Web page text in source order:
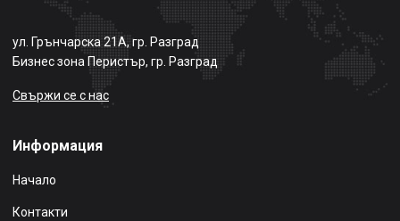
ул. Грънчарска 21А, гр. Разград
Бизнес зона Перистър, гр. Разград
Свържи се с нас
Информация
Начало
Контакти